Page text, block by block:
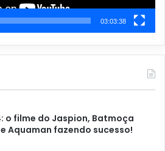
03:03:38
o filme do Jaspion, Batmoça
Aquaman fazendo sucesso!